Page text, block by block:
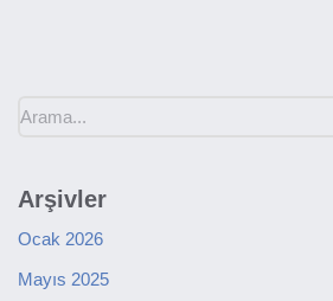
Arşivler
Ocak 2026
Mayıs 2025